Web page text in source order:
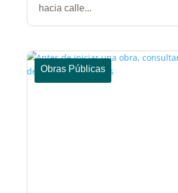
hacia calle...
Obras Públicas